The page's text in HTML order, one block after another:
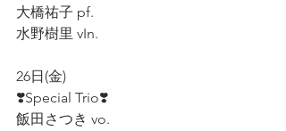
大橋祐子 pf.
水野樹里 vIn.
26日(金)
❣️Special Trio❣️
飯田さつき vo.